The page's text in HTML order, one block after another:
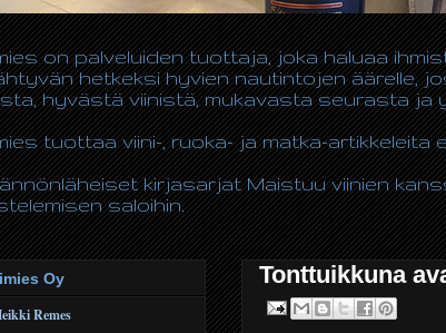
on palveluiden tuottaja, joka haluaa
hetkeksi hyvien nautintojen äärelle,
hyvästä viinistä, mukavasta seurasta ja
tuottaa viini-, ruoka- ja matka-artikkeleita
kirjasarjat Maistuu viinien
saloihin.
Tonttuikkuna
Oy
Remes